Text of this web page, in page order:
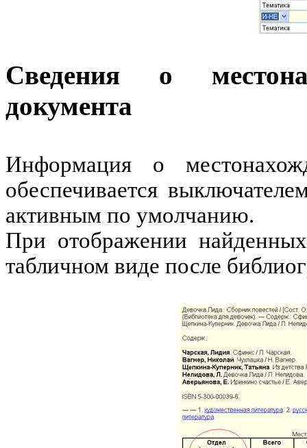
Сведения о
документа
Информация о
обеспечивается
активным по умолчанию.
При отображении
табличном виде после